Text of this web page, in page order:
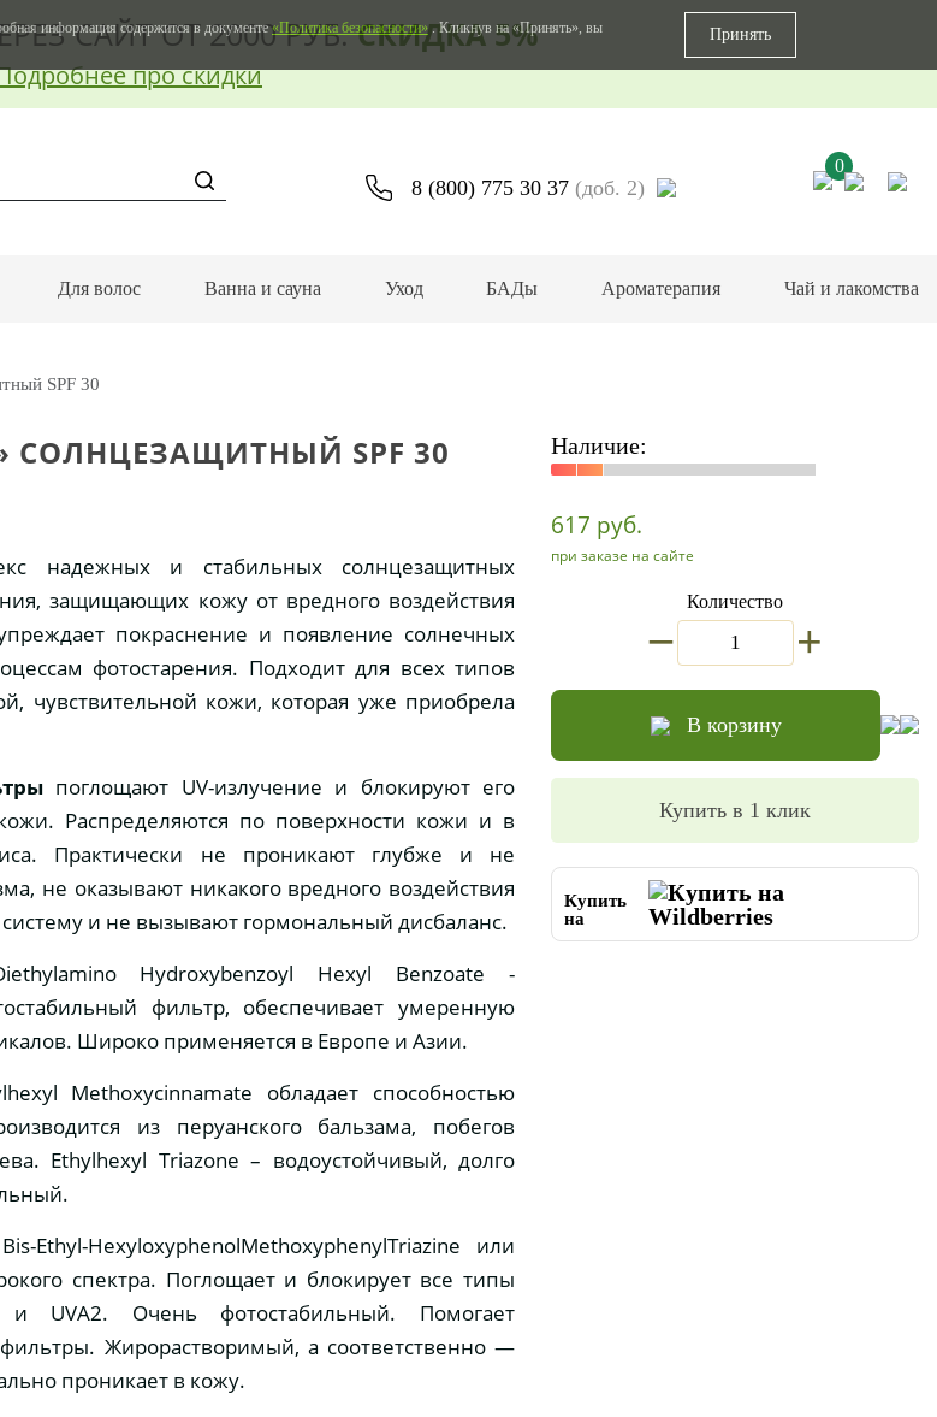
САЙТ ОТ 2000 РУБ.СКИДКА 5%
про скидки
8 (800) 775 30 37 (доб. 2)
0
Для волос Ванна и сауна Уход БАДы Ароматерапия Чай и лакомства
SPF 30
СОЛНЦЕЗАЩИТНЫЙ SPF 30
надежных и стабильных солнцезащитных
защищающих кожу от вредного воздействия
покраснение и появление солнечных
фотостарения. Подходит для всех типов
чувствительной кожи, которая уже приобрела
поглощают UV-излучение и блокируют его
Распределяются по поверхности кожи и в
Практически не проникают глубже и не
не оказывают никакого вредного воздействия
и не вызывают гормональный дисбаланс.
Hydroxybenzoyl Hexyl Benzoate -
фильтр, обеспечивает умеренную
Широко применяется в Европе и Азии.
Methoxycinnamate обладает способностью
из перуанского бальзама, побегов
Ethylhexyl Triazone – водоустойчивый, долго
Ethyl-HexyloxyphenolMethoxyphenylTriazine или
спектра. Поглощает и блокирует все типы
UVA2. Очень фотостабильный. Помогает
фильтры. Жирорастворимый, а соответственно —
проникает в кожу.
Наличие:
617 руб.
при заказе на сайте
Количество
+
В корзину
Купить в 1 клик
Купить
на
информация содержится в документе«Политика безопасности». Кликнув на «Принять», вы
Принять